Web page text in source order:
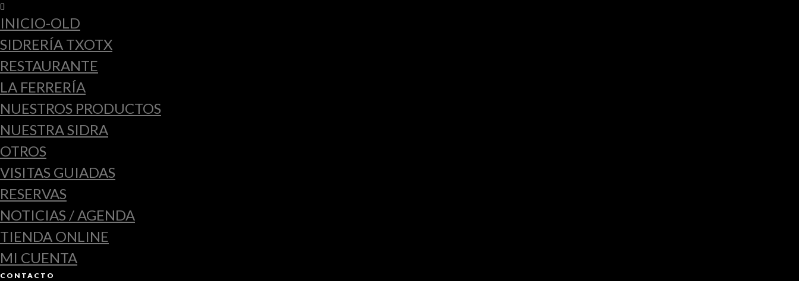
INICIO-OLD
SIDRERÍA TXOTX
RESTAURANTE
LA FERRERÍA
NUESTROS PRODUCTOS
NUESTRA SIDRA
OTROS
VISITAS GUIADAS
RESERVAS
NOTICIAS / AGENDA
TIENDA ONLINE
MI CUENTA
CONTACTO